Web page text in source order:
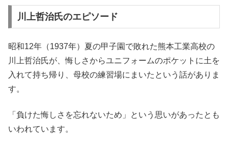
川上哲治氏のエピソード
昭和12年（1937年）夏の甲子園で敗れた熊本工業高校の
川上哲治氏が、悔しさからユニフォームのポケットに土を
入れて持ち帰り、母校の練習場にまいたという話がありま
す。
「負けた悔しさを忘れないため」という思いがあったとも
いわれています。